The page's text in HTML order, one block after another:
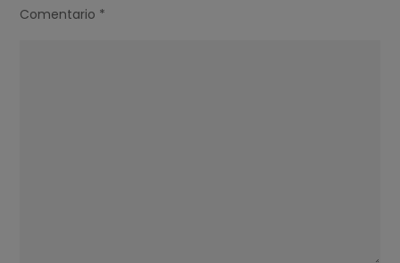
Comentario *